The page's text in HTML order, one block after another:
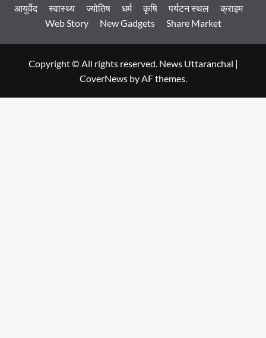
आयुर्वेद
स्वास्थ्य ज्योतिष धर्म कृषि पर्यटन स्थल
क्राइम
Web Story
New Gadgets Share Market
Copyright © All rights reserved. News Uttaranchal |
CoverNewsby AF themes.